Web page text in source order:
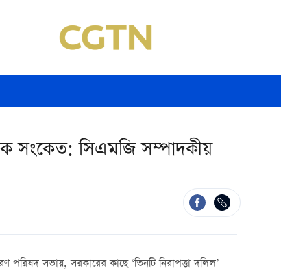
সংকেত: সিএমজি সম্পাদকীয়
পরিষদ সভায়, সরকারের কাছে ‘তিনটি নিরাপত্তা দলিল’